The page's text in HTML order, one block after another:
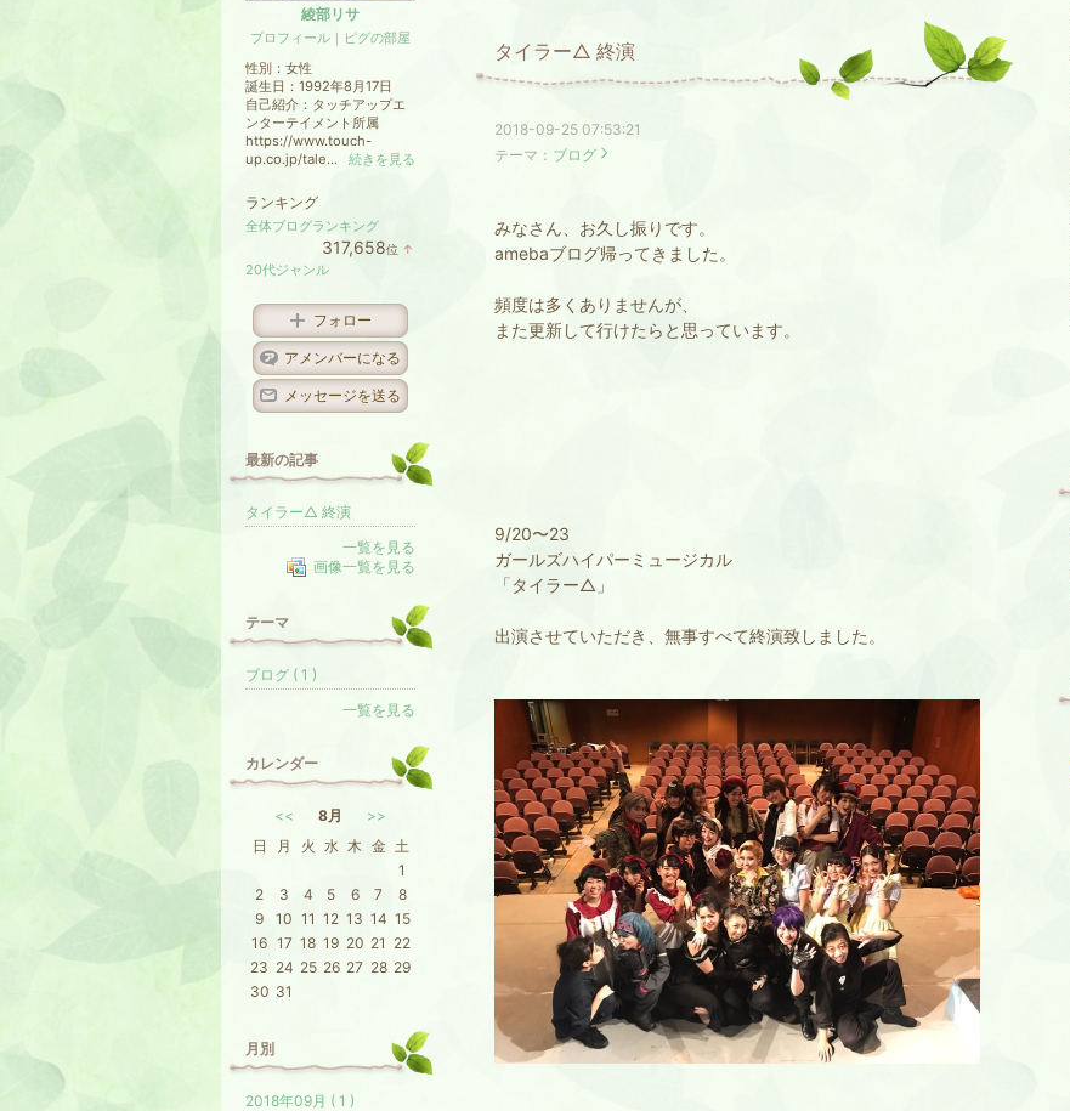
タイラー△ 終演
2018-09-25 07:53:21
テーマ： ブログ
みなさん、お久し振りです。
amebaブログ帰ってきました。
頻度は多くありませんが、
また更新して行けたらと思っています。
9/20〜23
ガールズハイパーミュージカル
「タイラー△」
出演させていただき、無事すべて終演致しました。
綾部リサ
プロフィール ｜ ピグの部屋
性別： 女性
誕生日： 1992年8月17日
自己紹介：タッチアップエ
ンターテイメント所属
https://www.touch-
up.co.jp/tale...
続きを見る
ランキング
全体ブログランキング
317,658位 ↑
20代ジャンル
フォロー
アメンバーになる
メッセージを送る
最新の記事
タイラー△ 終演
一覧を見る
画像一覧を見る
テーマ
ブログ ( 1 )
一覧を見る
カレンダー
<< 8月
>>
日
月 火 水 木 金 土
1
2
3 4 5 6 7
8
9
10 11 12 13 14 15
16 17 18 19 20 21 22
23 24 25 26 27 28 29
30 31
月別
2018年09月 ( 1 )